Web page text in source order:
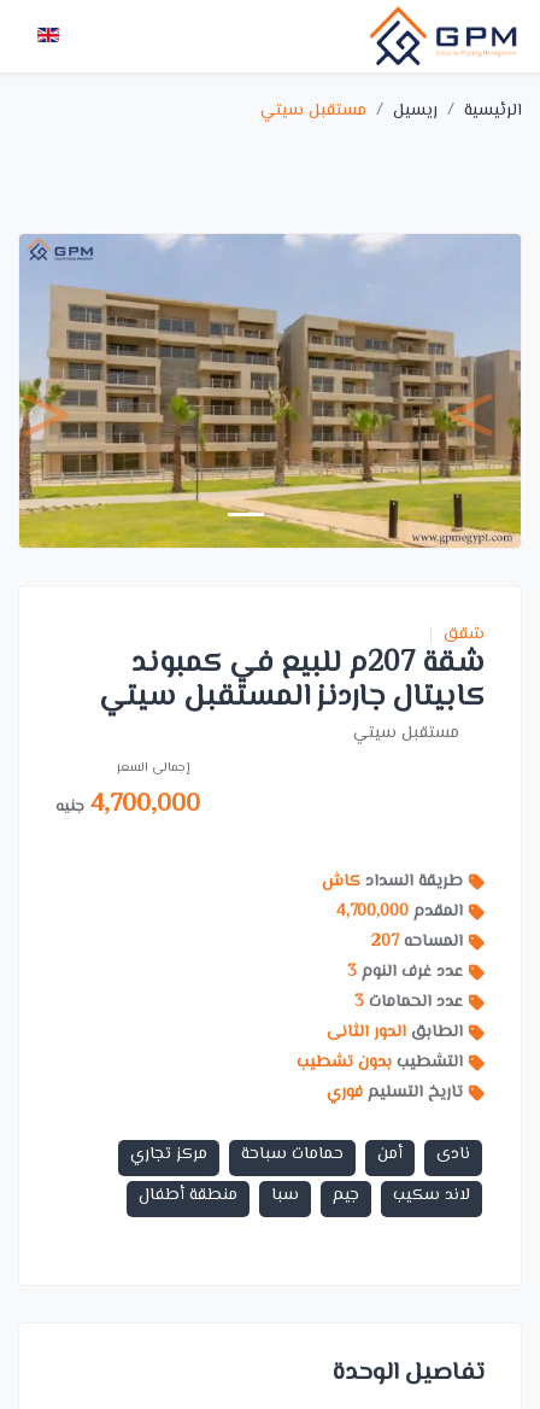
الرئيسية ريسيل مستقبل سيتي
Next
شقق
شقة 207م للبيع في كمبوند
كابيتال جاردنز المستقبل سيتي
مستقبل سيتي
إجمالى السعر
4,700,000 جنيه
طريقة السدادكاش
المقدم4,700,000
المساحه207
عدد غرف النوم3
عدد الحمامات3
الطابقالدور الثانى
التشطيببدون تشطيب
تاريخ التسليمفوري
نادى أمن حمامات سباحة
مركز تجاري
لاند سكيب
جيم سبا منطقة أطفال
تفاصيل الوحدة